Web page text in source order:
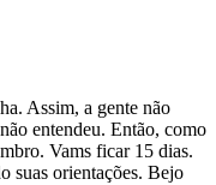
Assim, a gente não
entendeu. Então, como
Vams ficar 15 dias.
suas orientações. Bejo